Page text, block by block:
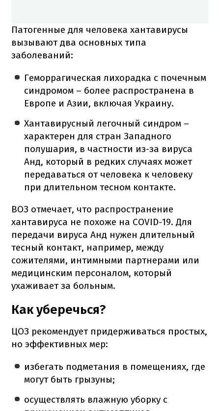
Патогенные для человека хантавирусы
вызывают два основных типа
заболеваний:
Геморрагическая лихорадка с почечным
синдромом – более распространена в
Европе и Азии, включая Украину.
Хантавирусный легочный синдром –
характерен для стран Западного
полушария, в частности из-за вируса
Анд, который в редких случаях может
передаваться от человека к человеку
при длительном тесном контакте.
ВОЗ отмечает, что распространение
хантавируса не похоже на COVID-19. Для
передачи вируса Анд нужен длительный
тесный контакт, например, между
сожителями, интимными партнерами или
медицинским персоналом, который
ухаживает за больным.
Как уберечься?
ЦОЗ рекомендует придерживаться простых,
но эффективных мер:
избегать подметания в помещениях, где
могут быть грызуны;
осуществлять влажную уборку с